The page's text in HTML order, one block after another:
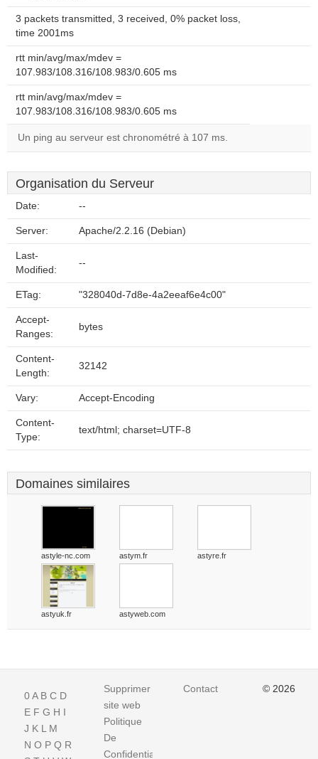
3 packets transmitted, 3 received, 0% packet loss,
time 2001ms
rtt min/avg/max/mdev =
107.983/108.316/108.983/0.605 ms
rtt min/avg/max/mdev =
107.983/108.316/108.983/0.605 ms
Un ping au serveur est chronométré à 107 ms.
Organisation du Serveur
Date: --
Server: Apache/2.2.16 (Debian)
Last-
Modified:
--
ETag: "328040d-7d8e-4a2eeaf6e4c00"
Accept-
Ranges:
bytes
Content-
Length:
32142
Vary: Accept-Encoding
Content-
Type:
text/html; charset=UTF-8
Domaines similaires
astyle-nc.com astym.fr astyre.fr
astyuk.fr astyweb.com
0A B C D
E F G H I
J K L M
N O P Q R
Supprimer
site web
Politique
De
Confidentialite
Contact © 2026